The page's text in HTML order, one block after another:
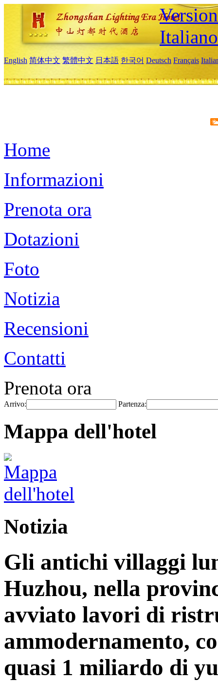
Italiano
English 简体中文 繁體中文 日本語 한국어 Deutsch Français
Home
Informazioni
Prenota ora
Dotazioni
Foto
Notizia
Recensioni
Contatti
Prenota ora
Arrivo: Partenza:
Mappa dell'hotel
Notizia
Gli antichi villaggi
Huzhou, nella
avviato lavori di
ammodernamento,
quasi 1 miliardo di